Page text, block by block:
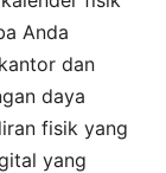
Anda
dan
daya
fisik yang
yang